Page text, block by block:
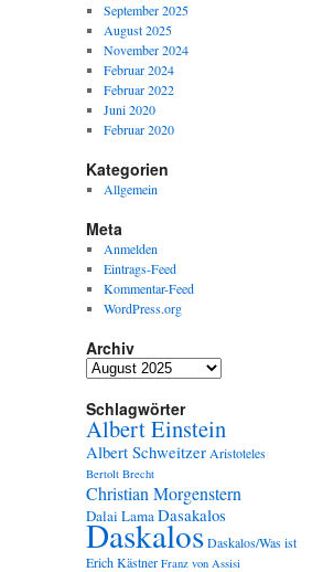
September 2025
August 2025
November 2024
Februar 2024
Februar 2022
Juni 2020
Februar 2020
Kategorien
Allgemein
Meta
Anmelden
Eintrags-Feed
Kommentar-Feed
WordPress.org
Archiv
Archiv
Schlagwörter
Albert Einstein
Albert Schweitzer Aristoteles
Bertolt Brecht
Christian Morgenstern
Dalai LamaDasakalos
DaskalosDaskalos/Was ist
Erich Kästner Franz von Assisi